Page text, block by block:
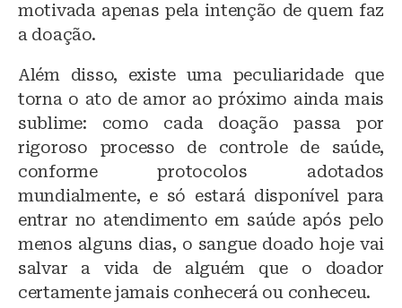
motivada apenas pela intenção de quem faz
a doação.
Além disso, existe uma peculiaridade que
torna o ato de amor ao próximo ainda mais
sublime: como cada doação passa por
rigoroso processo de controle de saúde,
conforme protocolos adotados
mundialmente, e só estará disponível para
entrar no atendimento em saúde após pelo
menos alguns dias, o sangue doado hoje vai
salvar a vida de alguém que o doador
certamente jamais conhecerá ou conheceu.